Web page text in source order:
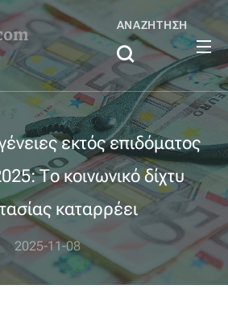
ΑΝΑΖΉΤΗΣΗ
εκτός επιδόματος
Το κοινωνικό δίχτυ
καταρρέει
2025-11-08